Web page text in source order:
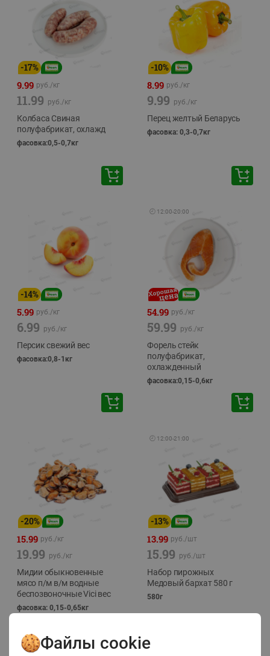
-17%
9.99 руб./кг
11.99 руб./кг
Колбаса Свиная
полуфабрикат, охлажд
фасовка:0,5-0,7кг
-10%
8.99 руб./кг
9.99 руб./кг
Перец желтый Беларусь
фасовка: 0,3-0,7кг
-14%
5.99 руб./кг
6.99 руб./кг
Персик свежий вес
фасовка:0,8-1кг
🕘 12:00-20:00
54.99 руб./кг
59.99 руб./кг
Форель стейк
полуфабрикат,
охлажденный
фасовка:0,15-0,6кг
-20%
15.99 руб./кг
19.99 руб./кг
Мидии обыкновенные
мясо п/м в/м водные
беспозвоночные Vici вес
фасовка: 0,15-0,65кг
🕘 12:00-21:00
-13%
13.99 руб./шт
15.99 руб./шт
Набор пирожных
Медовый бархат 580 г
580г
Файлы cookie